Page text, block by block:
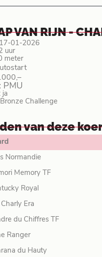
VAN RIJN -
01-2026
uur
meter
PMU
ja
Challenge
van deze
Normandie
Memory TF
Royal
Era
du Chiffres TF
Ranger
du Hauty